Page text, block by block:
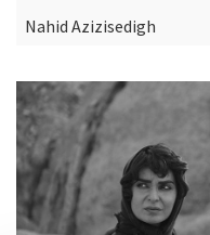
Nahid Azizisedigh